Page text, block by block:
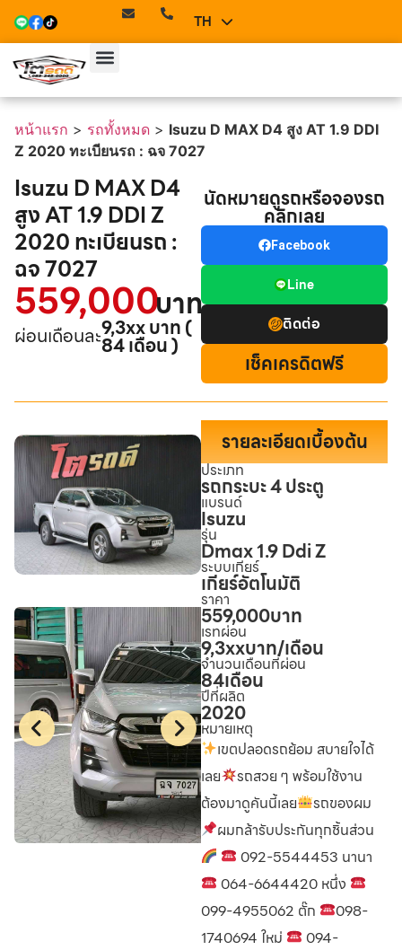
TH
EN
หน้าแรก > รถทั้งหมด > Isuzu D MAX D4 สูง AT 1.9 DDI
Z 2020 ทะเบียนรถ : ฉจ 7027
Isuzu D MAX D4
สูง AT 1.9 DDI Z
2020 ทะเบียนรถ :
ฉจ 7027
559,000บาท
ผ่อนเดือนละ9,3xx บาท (
84 เดือน )
นัดหมายดูรถหรือจองรถ
คลิกเลย
Facebook
Line
ติดต่อ
เช็คเครดิตฟรี
รายละเอียดเบื้องต้น
ประเภท
รถกระบะ 4 ประตู
แบรนด์
Isuzu
รุ่น
Dmax 1.9 Ddi Z
ระบบเกียร์
เกียร์อัตโนมัติ
ราคา
559,000บาท
เรทผ่อน
9,3xxบาท/เดือน
จำนวนเดือนที่ผ่อน
84เดือน
ปีที่ผลิต
2020
หมายเหตุ
เขตปลอดรถย้อม สบายใจได้
เลย
รถสวย ๆ พร้อมใช้งาน
ต้องมาดูคันนี้เลย
รถของผม
ผมกล้ารับประกันทุกชิ้นส่วน
092-5544453 นานา
064-6644420 หนึ่ง
099-4955062 ตั๊ก
098-
1740694 ใหม่
094-